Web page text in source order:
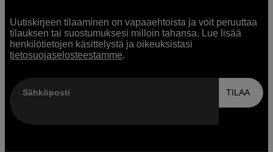
Uutiskirjeen tilaaminen on vapaaehtoista ja voit peruuttaa
tilauksen tai suostumuksesi milloin tahansa. Lue lisää
henkilötietojen käsittelystä ja oikeuksistasi
tietosuojaselosteestamme.
Sähköposti TILAA